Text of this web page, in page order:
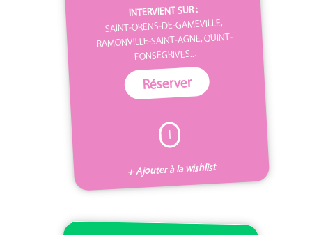
INTERVIENT SUR :
SAINT-ORENS-DE-GAMEVILLE,
RAMONVILLE-SAINT-AGNE, QUINT-
FONSEGRIVES...
Réserver
I
+ Ajouter à la wishlist